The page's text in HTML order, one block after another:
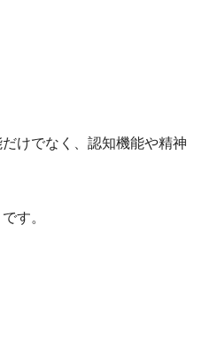
けでなく、認知機能や精神
す。